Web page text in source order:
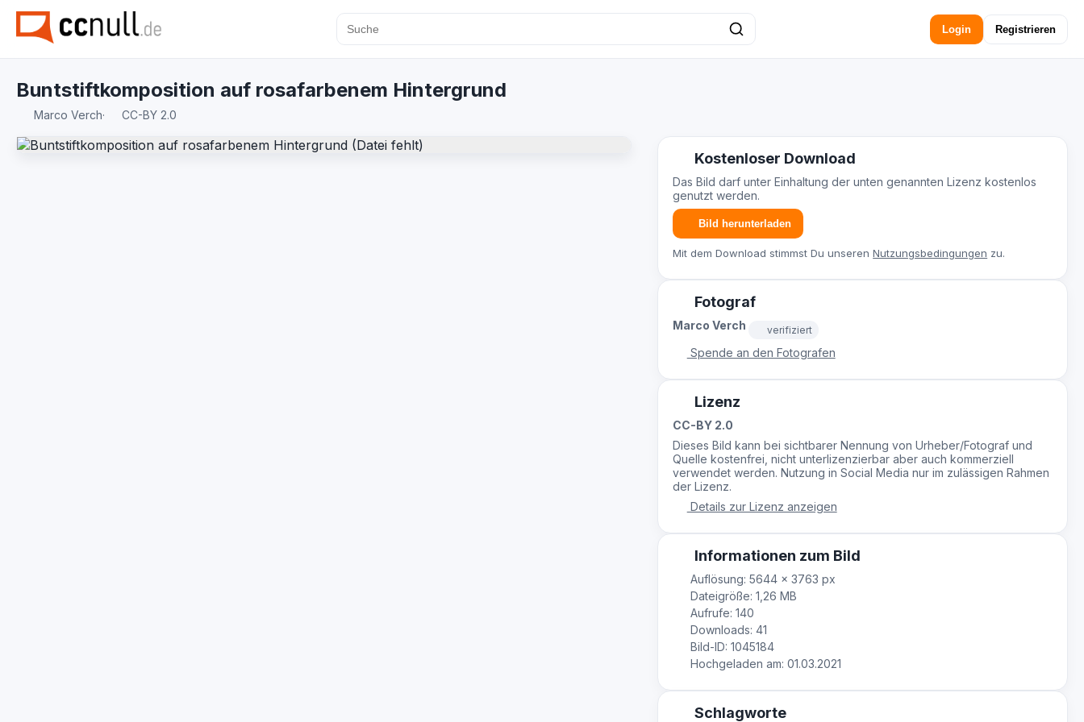
Login Registrieren
Buntstiftkomposition auf rosafarbenem Hintergrund
Marco Verch· CC-BY 2.0
Kostenloser Download
Das Bild darf unter Einhaltung der unten genannten Lizenz kostenlos
genutzt werden.
Bild herunterladen
Mit dem Download stimmst Du unserenNutzungsbedingungen zu.
Fotograf
Marco Verch verifiziert
Spende an den Fotografen
Lizenz
CC-BY 2.0
Dieses Bild kann bei sichtbarer Nennung von Urheber/Fotograf und
Quelle kostenfrei, nicht unterlizenzierbar aber auch kommerziell
verwendet werden. Nutzung in Social Media nur im zulässigen Rahmen
der Lizenz.
Details zur Lizenz anzeigen
Informationen zum Bild
Auflösung: 5644 × 3763 px
Dateigröße: 1,26 MB
Aufrufe: 140
Downloads: 41
Bild-ID: 1045184
Hochgeladen am: 01.03.2021
Schlagworte